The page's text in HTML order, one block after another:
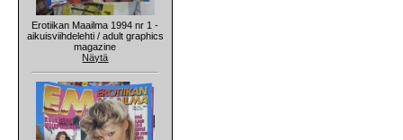
Erotiikan Maailma 1994 nr 1 -
aikuisviihdelehti / adult graphics
magazine
Näytä